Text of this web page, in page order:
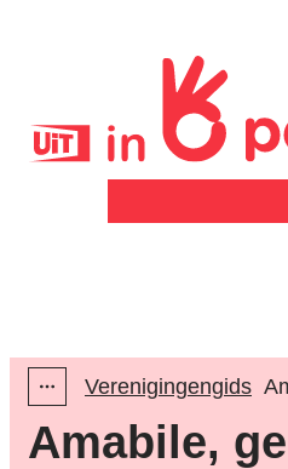
Toon alle broodkruimel items
Verenigingengids
Amabile,